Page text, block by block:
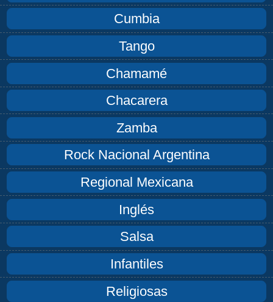
Cumbia
Tango
Chamamé
Chacarera
Zamba
Rock Nacional Argentina
Regional Mexicana
Inglés
Salsa
Infantiles
Religiosas